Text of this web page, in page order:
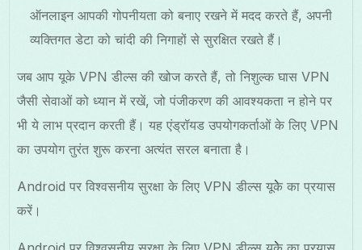
ऑनलाइन आपकी गोपनीयता को बनाए रखने में मदद करते हैं, अपनी
व्यक्तिगत डेटा को चांदी की निगाहों से सुरक्षित रखते हैं।
जब आप यूके VPN डील्स की खोज करते हैं, तो निशुल्क घास VPN
जैसी सेवाओं को ध्यान में रखें, जो पंजीकरण की आवश्यकता न होने पर
भी ये लाभ प्रदान करती हैं। यह एंड्रॉयड उपयोगकर्ताओं के लिए VPN
का उपयोग तुरंत शुरू करना अत्यंत सरल बनाता है।
Android पर विश्वसनीय सुरक्षा के लिए VPN डील्स यूकेे का प्रयास
करें।